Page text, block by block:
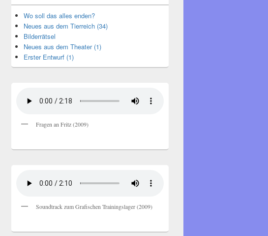
Wo soll das alles enden?
Neues aus dem Tierreich (34)
Bilderrätsel
Neues aus dem Theater (1)
Erster Entwurf (1)
Fragen an Fritz (2009)
Soundtrack zum Grafischen Trainingslager (2009)